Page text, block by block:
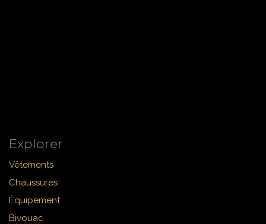
Explorer
Vêtements
Chaussures
Équipement
Bivouac